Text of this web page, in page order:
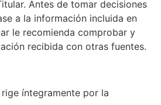
Antes de tomar decisiones
a la información incluida en
le recomienda comprobar y
recibida con otras fuentes.
íntegramente por la